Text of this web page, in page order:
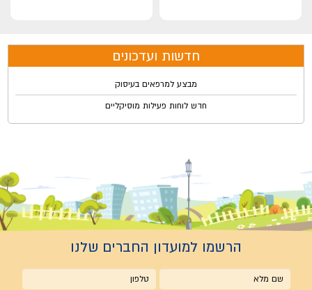
חדשות ועדכונים
מבצע למרפאים בעיסוק
חדש לוחות פעילות מוסיקליים
הרשמו למועדון החברים שלנו